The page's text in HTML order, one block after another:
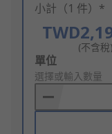
小計（1 件）*
(不含稅)
Add
to
Basket
單位
選擇或輸入數量